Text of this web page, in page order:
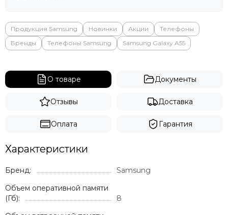
Продукция Samsung Новинки Акции
Телефоны
Бренды
Телефоны Samsung Samsung Galaxy A55
О товаре Документы
Отзывы Доставка
Оплата Гарантия
Характеристики
Бренд:
Samsung
Объем оперативной памяти
(Гб):
8